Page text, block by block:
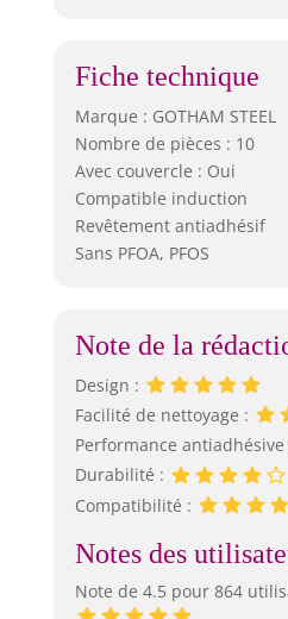
et
Fiche technique
Marque : GOTHAM STEEL
Nombre de pièces : 10
Avec couvercle : Oui
Compatible induction
Revêtement antiadhésif
Sans PFOA, PFOS
Note de la
Design :
Facilité de nettoyage :
Performance antiadhésive
Durabilité :
Compatibilité :
Notes des
Note de 4.5 pour 864